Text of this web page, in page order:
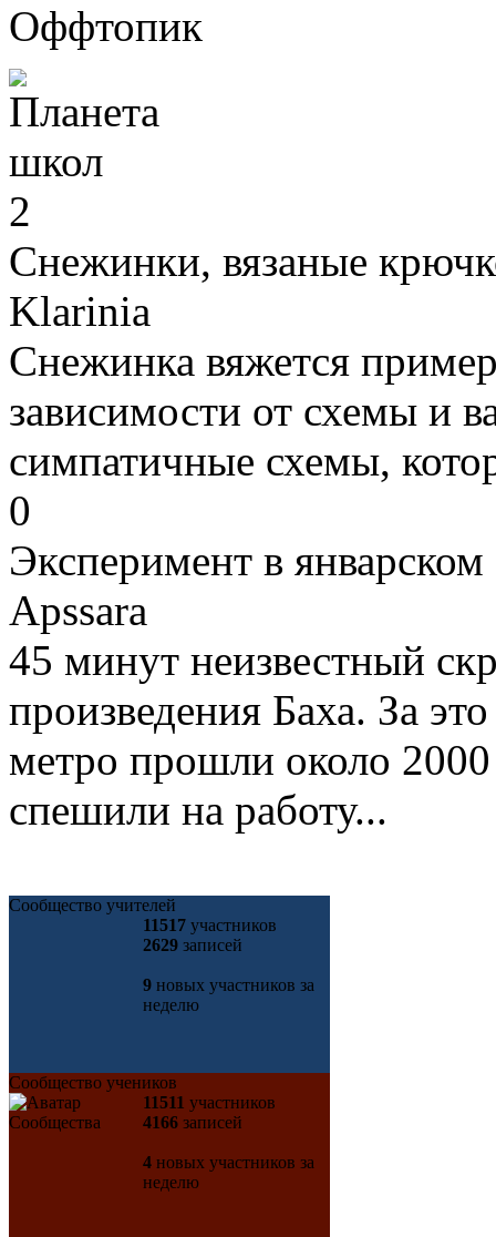
Оффтопик
2
Снежинки, вязаные
Klarinia
Снежинка вяжется
зависимости от схемы и
симпатичные схемы,
0
Эксперимент в
Apssara
45 минут неизвестный
произведения Баха. За
метро прошли около
спешили на работу...
Сообщество учителей
11517 участников
2629 записей
9 новых участников за
неделю
Сообщество учеников
11511 участников
4166 записей
4 новых участников за
неделю